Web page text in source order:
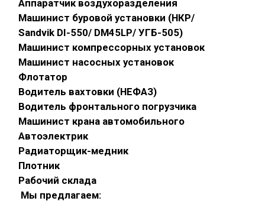
Аппаратчик воздухоразделения
Машинист буровой установки (НКР/
Sandvik DI-550/ DM45LP/ УГБ-505)
Машинист компрессорных установок
Машинист насосных установок
Флотатор
Водитель вахтовки (НЕФАЗ)
Водитель фронтального погрузчика
Машинист крана автомобильного
Автоэлектрик
Радиаторщик-медник
Плотник
Рабочий склада
Мы предлагаем: